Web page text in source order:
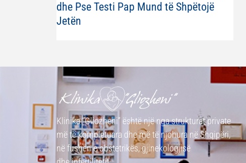
dhe Pse Testi Pap Mund të Shpëtojë
Jetën
Klinika “Gliozheni” është një nga strukturat private
më të kompletuara dhe më të njohura në Shqipëri,
në fushën e obstetrikës, gjinekologjisë